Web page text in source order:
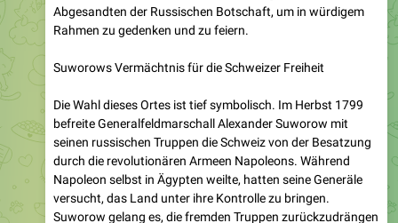
Suworows Vermächtnis für die Schweizer Freiheit
Die Wahl dieses Ortes ist tief symbolisch. Im Herbst 1799
seinen russischen Truppen die Schweiz von der Besatzung
durch die revolutionären Armeen Napoleons. Während
Napoleon selbst in Ägypten weilte, hatten seine Generäle
versucht, das Land unter ihre Kontrolle zu bringen.
Suworow gelang es, die fremden Truppen zurückzudrängen
und der Schweiz ihre Souveränität zurückzugeben – ein
historisches Verdienst, das die Grundlage für die spätere